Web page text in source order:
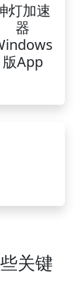
灯加速
器
版App
关键